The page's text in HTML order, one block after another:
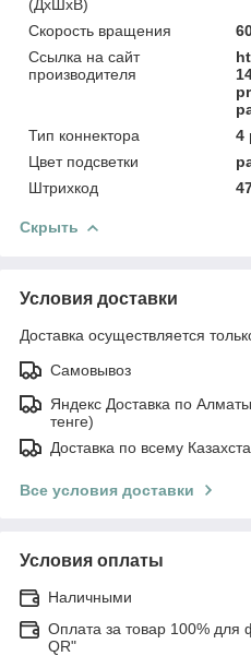
(ДхШхВ)
Скорость вращения
Ссылка на сайт
производителя
Тип коннектора
4
Цвет подсветки
Штрихкод
Скрыть
Условия доставки
Доставка осуществляется
Самовывоз
Яндекс Доставка по
тенге)
Доставка по всему
Все условия доставки
Условия оплаты
Наличными
Оплата за товар 100% для
QR"